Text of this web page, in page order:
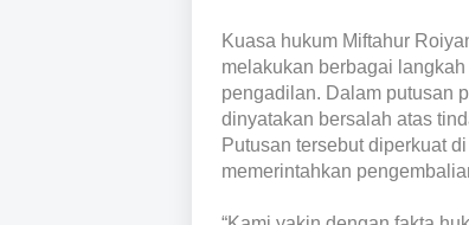
Kuasa hukum Miftahur
melakukan berbagai
pengadilan. Dalam putusan
dinyatakan bersalah atas
Putusan tersebut diperkuat
memerintahkan